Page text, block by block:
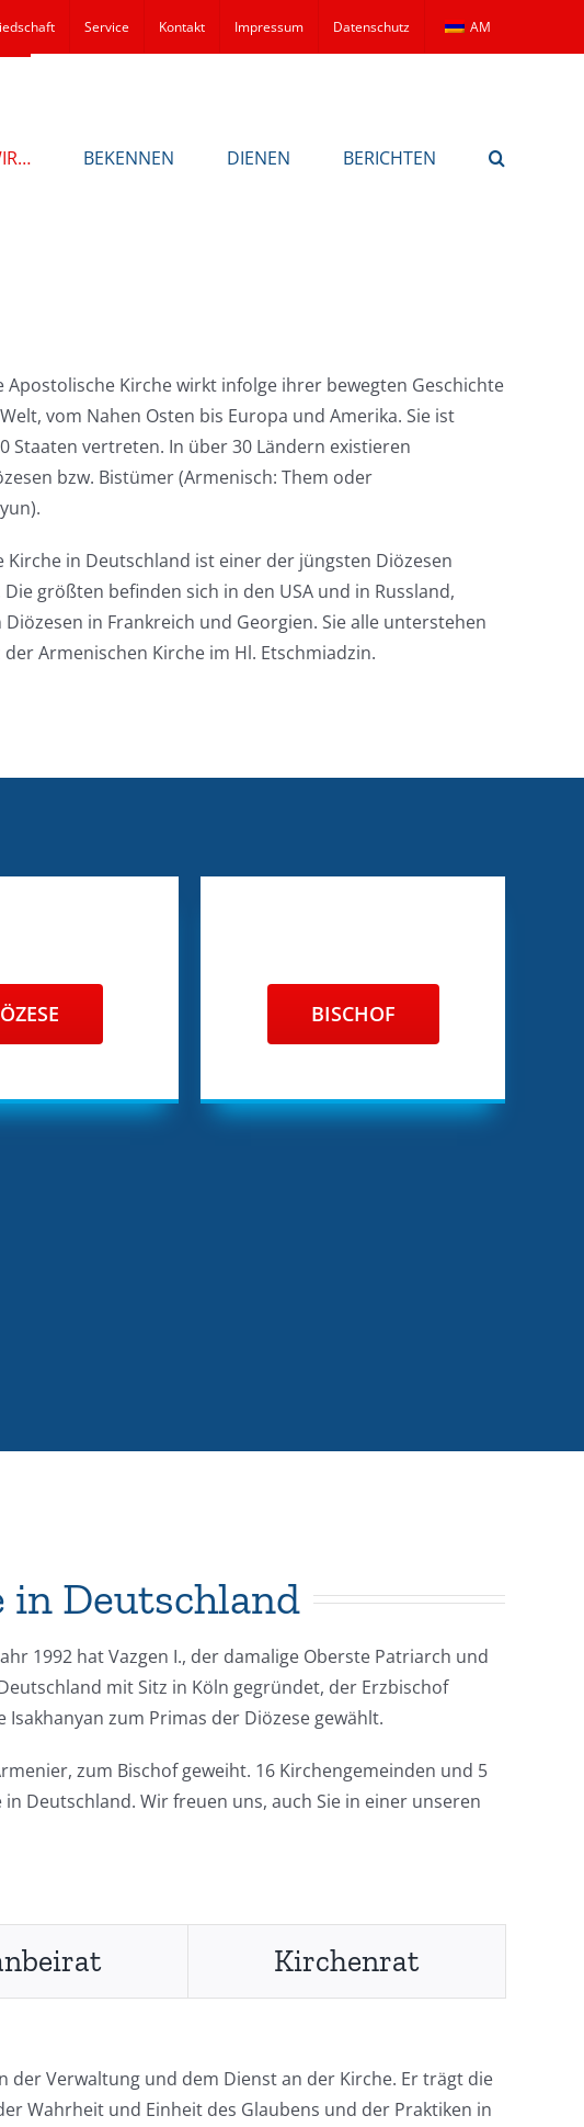
Service Kontakt Impressum Datenschutz AM
BEKENNEN DIENEN BERICHTEN
Apostolische Kirche wirkt infolge ihrer bewegten Geschichte
vom Nahen Osten bis Europa und Amerika. Sie ist
Staaten vertreten. In über 30 Ländern existieren
bzw. Bistümer (Armenisch: Them oder
Kirche in Deutschland ist einer der jüngsten Diözesen
größten befinden sich in den USA und in Russland,
in Frankreich und Georgien. Sie alle unterstehen
Armenischen Kirche im Hl. Etschmiadzin.
BISCHOF
in Deutschland
1992 hat Vazgen I., der damalige Oberste Patriarch und
mit Sitz in Köln gegründet, der Erzbischof
zum Primas der Diözese gewählt.
zum Bischof geweiht. 16 Kirchengemeinden und 5
Deutschland. Wir freuen uns, auch Sie in einer unseren
Kirchenrat
Verwaltung und dem Dienst an der Kirche. Er trägt die
Wahrheit und Einheit des Glaubens und der Praktiken in